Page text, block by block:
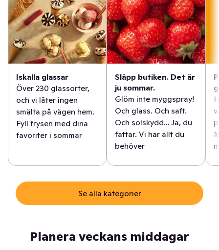
Iskalla glassar
Över 230 glassorter,
och vi låter ingen
smälta på vägen hem.
Fyll frysen med dina
favoriter i sommar
Släpp butiken. Det är
ju sommar.
Glöm inte myggspray!
Och glass. Och saft.
Och solskydd... Ja, du
fattar. Vi har allt du
behöver
Se alla kategorier
Planera veckans middagar